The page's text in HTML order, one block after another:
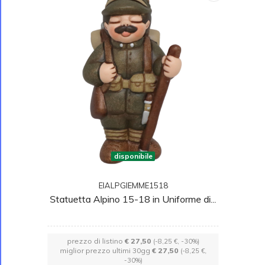
disponibile
EIALPGIEMME1518
Statuetta Alpino 15-18 in Uniforme di...
prezzo di listino € 27,50 (-8,25 €, -30%)
miglior prezzo ultimi 30gg € 27,50 (-8,25 €,
-30%)